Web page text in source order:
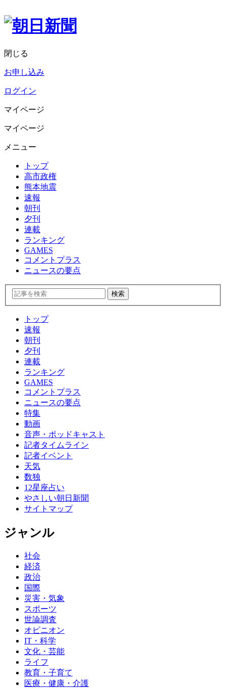
閉じる
お申し込み
ログイン
マイページ
マイページ
メニュー
トップ
高市政権
熊本地震
速報
朝刊
夕刊
連載
ランキング
GAMES
コメントプラス
ニュースの要点
トップ
速報
朝刊
夕刊
連載
ランキング
GAMES
コメントプラス
ニュースの要点
特集
動画
音声・ポッドキャスト
記者タイムライン
記者イベント
天気
数独
12星座占い
やさしい朝日新聞
サイトマップ
ジャンル
社会
経済
政治
国際
災害・気象
スポーツ
世論調査
オピニオン
IT・科学
文化・芸能
ライフ
教育・子育て
医療・健康・介護